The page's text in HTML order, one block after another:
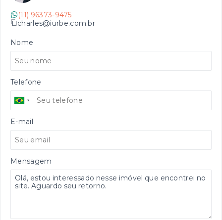
(11) 96373-9475
charles@iurbe.com.br
Nome
Telefone
E-mail
Mensagem